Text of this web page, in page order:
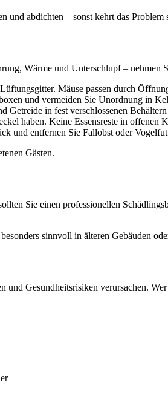
und abdichten – sonst kehrt das Problem
Wärme und Unterschlupf – nehmen
Mäuse passen durch
und vermeiden Sie Unordnung in
Getreide in fest verschlossenen
haben. Keine Essensreste in offenen
und entfernen Sie Fallobst oder
Gästen.
Sie einen professionellen
sinnvoll in älteren Gebäuden
und Gesundheitsrisiken verursachen.